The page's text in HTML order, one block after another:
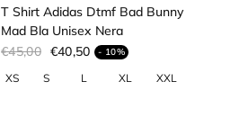
T Shirt Adidas Dtmf Bad Bunny
Mad Bla Unisex Nera
€45,00 €40,50 - 10%